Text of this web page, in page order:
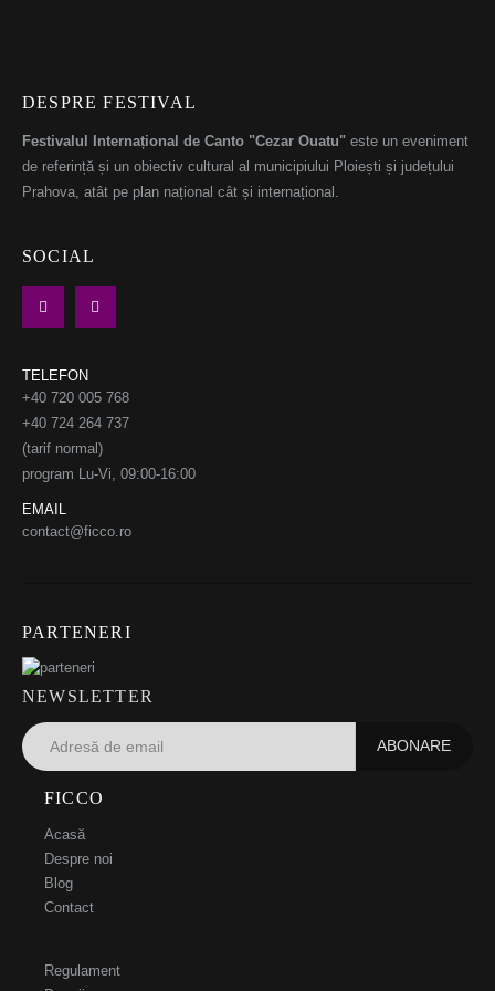
DESPRE FESTIVAL
Festivalul Internațional de Canto "Cezar Ouatu" este un eveniment
de referință și un obiectiv cultural al municipiului Ploiești și județului
Prahova, atât pe plan național cât și internațional.
SOCIAL
TELEFON
+40 720 005 768
+40 724 264 737
(tarif normal)
program Lu-Vi, 09:00-16:00
EMAIL
contact@ficco.ro
PARTENERI
NEWSLETTER
FICCO
Acasă
Despre noi
Blog
Contact
Regulament